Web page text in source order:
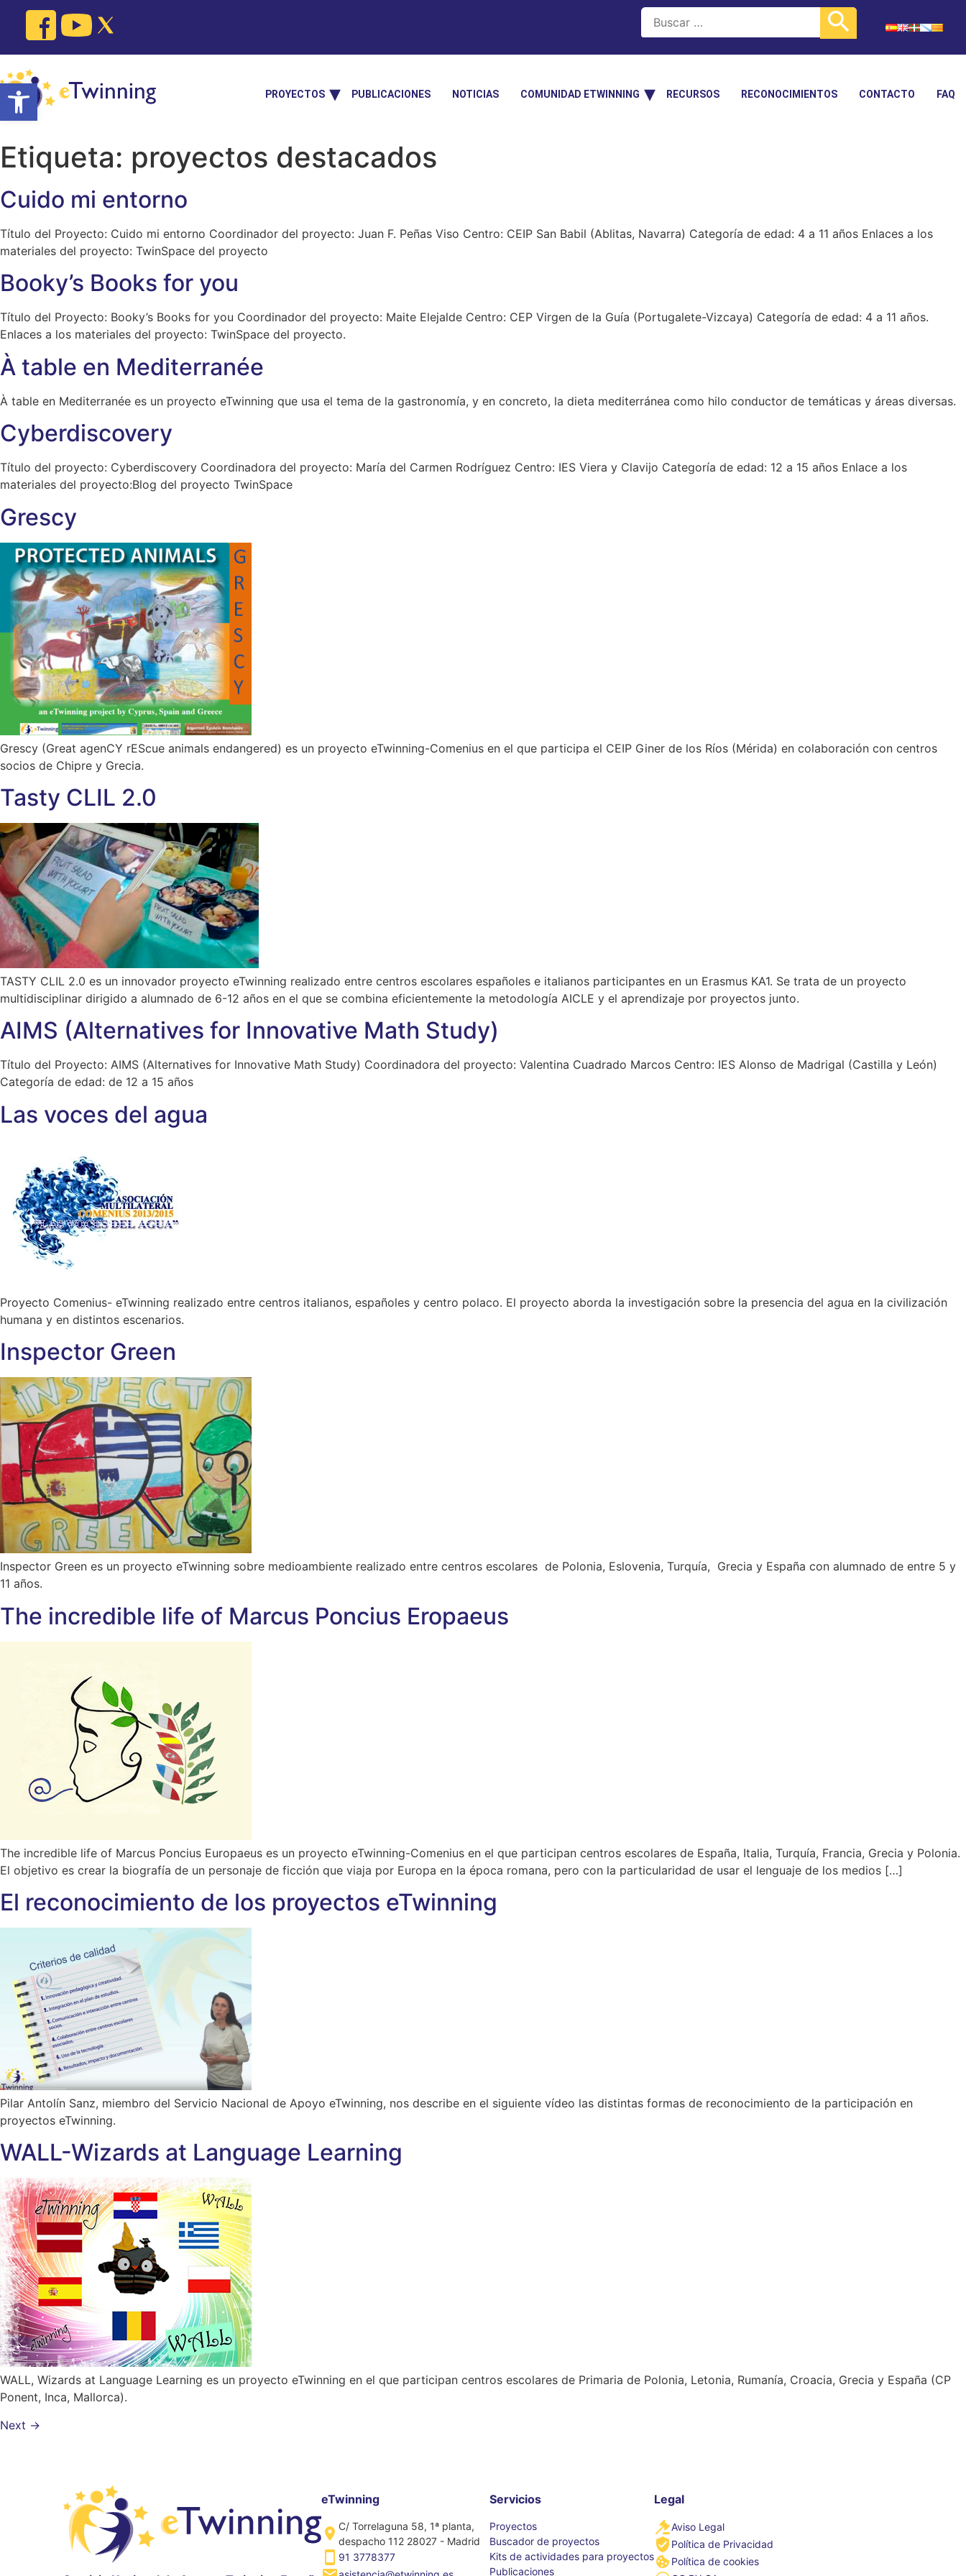
Open toolbar
content
PROYECTOS PUBLICACIONES NOTICIAS COMUNIDAD ETWINNING RECURSOS RECONOCIMIENTOS CONTACTO FAQ
Etiqueta: proyectos destacados
Cuido mi entorno
Título del Proyecto: Cuido mi entorno Coordinador del proyecto: Juan F. Peñas Viso Centro: CEIP San Babil (Ablitas, Navarra) Categoría de edad: 4 a 11 años Enlaces a los
materiales del proyecto: TwinSpace del proyecto
Booky’s Books for you
Título del Proyecto: Booky’s Books for you Coordinador del proyecto: Maite Elejalde Centro: CEP Virgen de la Guía (Portugalete-Vizcaya) Categoría de edad: 4 a 11 años.
Enlaces a los materiales del proyecto: TwinSpace del proyecto.
À table en Mediterranée
À table en Mediterranée es un proyecto eTwinning que usa el tema de la gastronomía, y en concreto, la dieta mediterránea como hilo conductor de temáticas y áreas diversas.
Cyberdiscovery
Título del proyecto: Cyberdiscovery Coordinadora del proyecto: María del Carmen Rodríguez Centro: IES Viera y Clavijo Categoría de edad: 12 a 15 años Enlace a los
materiales del proyecto:Blog del proyecto TwinSpace
Grescy
Grescy (Great agenCY rEScue animals endangered) es un proyecto eTwinning-Comenius en el que participa el CEIP Giner de los Ríos (Mérida) en colaboración con centros
socios de Chipre y Grecia.
Tasty CLIL 2.0
TASTY CLIL 2.0 es un innovador proyecto eTwinning realizado entre centros escolares españoles e italianos participantes en un Erasmus KA1. Se trata de un proyecto
multidisciplinar dirigido a alumnado de 6-12 años en el que se combina eficientemente la metodología AICLE y el aprendizaje por proyectos junto.
AIMS (Alternatives for Innovative Math Study)
Título del Proyecto: AIMS (Alternatives for Innovative Math Study) Coordinadora del proyecto: Valentina Cuadrado Marcos Centro: IES Alonso de Madrigal (Castilla y León)
Categoría de edad: de 12 a 15 años
Las voces del agua
Proyecto Comenius- eTwinning realizado entre centros italianos, españoles y centro polaco. El proyecto aborda la investigación sobre la presencia del agua en la civilización
humana y en distintos escenarios.
Inspector Green
Inspector Green es un proyecto eTwinning sobre medioambiente realizado entre centros escolares de Polonia, Eslovenia, Turquía, Grecia y España con alumnado de entre 5 y
11 años.
The incredible life of Marcus Poncius Eropaeus
The incredible life of Marcus Poncius Europaeus es un proyecto eTwinning-Comenius en el que participan centros escolares de España, Italia, Turquía, Francia, Grecia y Polonia.
El objetivo es crear la biografía de un personaje de ficción que viaja por Europa en la época romana, pero con la particularidad de usar el lenguaje de los medios […]
El reconocimiento de los proyectos eTwinning
Pilar Antolín Sanz, miembro del Servicio Nacional de Apoyo eTwinning, nos describe en el siguiente vídeo las distintas formas de reconocimiento de la participación en
proyectos eTwinning.
WALL-Wizards at Language Learning
WALL, Wizards at Language Learning es un proyecto eTwinning en el que participan centros escolares de Primaria de Polonia, Letonia, Rumanía, Croacia, Grecia y España (CP
Ponent, Inca, Mallorca).
Next →
eTwinning
C/ Torrelaguna 58, 1ª planta,
despacho 112 28027 - Madrid
91 3778377
Servicios
Proyectos
Buscador de proyectos
Kits de actividades para proyectos
Publicaciones
Legal
Aviso Legal
Política de Privacidad
Política de cookies